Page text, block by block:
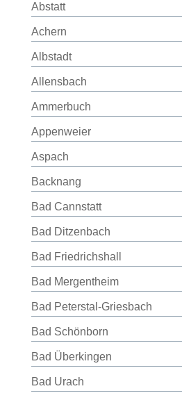
Abstatt
Achern
Albstadt
Allensbach
Ammerbuch
Appenweier
Aspach
Backnang
Bad Cannstatt
Bad Ditzenbach
Bad Friedrichshall
Bad Mergentheim
Bad Peterstal-Griesbach
Bad Schönborn
Bad Überkingen
Bad Urach